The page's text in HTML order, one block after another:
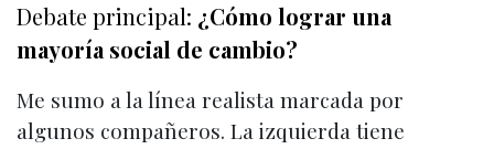
Debate principal: ¿Cómo lograr una
mayoría social de cambio?
Me sumo a la línea realista marcada por
algunos compañeros. La izquierda tiene